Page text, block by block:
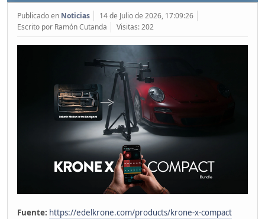
Publicado en Noticias
14 de Julio de 2026, 17:09:26
Escrito por Ramón Cutanda
Visitas: 202
Fuente: https://edelkrone.com/products/krone-x-compact